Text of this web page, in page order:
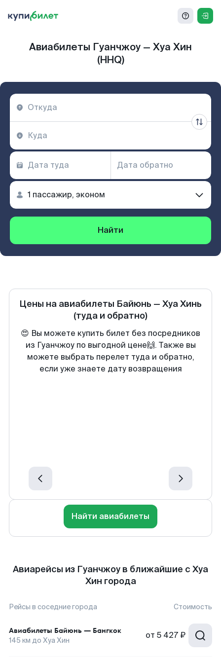
Авиабилеты Гуанчжоу — Хуа Хин
(HHQ)
Найти
Цены на авиабилеты Байюнь — Хуа Хинь
(туда и обратно)
😍 Вы можете купить билет без посредников
из Гуанчжоу по выгодной цене🙌. Также вы
можете выбрать перелет туда и обратно,
если уже знаете дату возвращения
Найти авиабилеты
Авиарейсы из Гуанчжоу в ближайшие с Хуа
Хин города
Рейсы в соседние города Стоимость
Авиабилеты Байюнь — Бангкок
145 км до Хуа Хин от 5 427 ₽